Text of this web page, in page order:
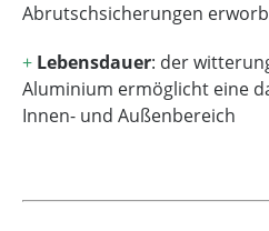
Abrutschsicherungen
+ Lebensdauer: der
Aluminium ermöglicht eine
Innen- und Außenbereich